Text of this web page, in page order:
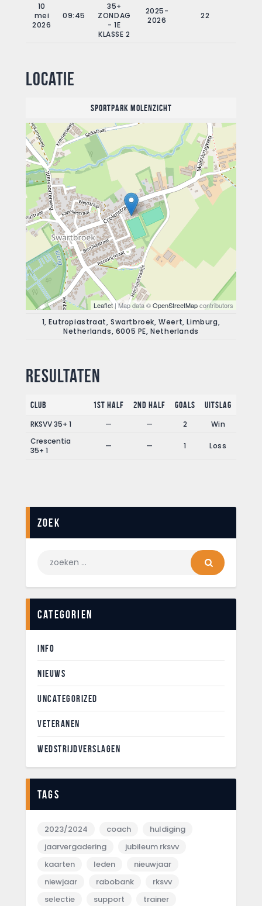
10
mei
2026
09:45
35+
ZONDAG
- 1E
KLASSE 2
2025-
2026
22
Locatie
Sportpark Molenzicht
Leaflet | Map data ©OpenStreetMapcontributors
1, Eutropiastraat, Swartbroek, Weert, Limburg,
Netherlands, 6005 PE, Netherlands
Resultaten
Club 1st Half 2nd Half Goals
Uitslag
RKSVV 35+ 1
— — 2
Win
Crescentia
35+ 1
— — 1 Loss
Zoek
Categorien
INFO
NIEUWS
UNCATEGORIZED
VETERANEN
WEDSTRIJDVERSLAGEN
Tags
2023/2024 coach
huldiging
jaarvergadering
jubileum rksvv
kaarten
leden
nieuwjaar
niewjaar
rabobank
rksvv
selectie
support trainer